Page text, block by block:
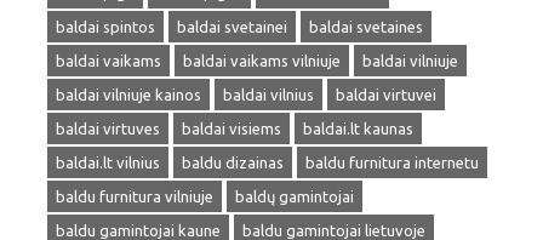
baldai spintos
baldai svetainei
baldai svetaines
baldai vaikams
baldai vaikams vilniuje
baldai vilniuje
baldai vilniuje kainos
baldai vilnius
baldai virtuvei
baldai virtuves
baldai visiems
baldai.lt kaunas
baldai.lt vilnius
baldu dizainas
baldu furnitura internetu
baldu furnitura vilniuje
baldų gamintojai
baldu gamintojai kaune
baldu gamintojai lietuvoje